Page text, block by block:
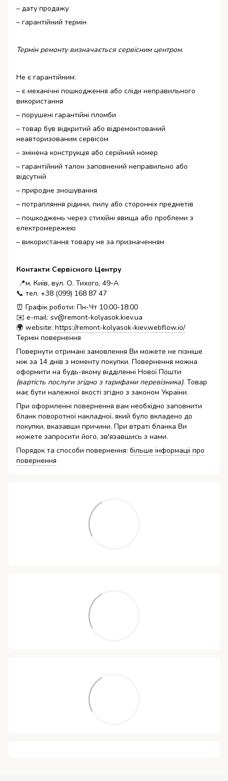
– дату продажу
– гарантійний термін
Термін ремонту визначається сервісним центром.
Не є гарантійним:
– є механічні пошкодження або сліди неправильного
використання
– порушені гарантійні пломби
– товар був відкритий або відремонтований
неавторизованим сервісом
– змінена конструкція або серійний номер
– гарантійний талон заповнений неправильно або
відсутній
– природне зношування
– потрапляння рідини, пилу або сторонніх предметів
– пошкоджень через стихійні явища або проблеми з
електромережею
– використання товару не за призначенням
Контакти Сервісного Центру
📍м. Київ, вул. О. Тихого, 49-А
📞 тел. +38 (099) 168 87 47
⏰ Графік роботи: Пн-Чт 10:00-18:00
✉️ e-mail: sv@remont-kolyasok.kiev.ua
🌍 website: https://remont-kolyasok-kiev.webflow.io/
Термін повернення
Повернути отримані замовлення Ви можете не пізніше
ніж за 14 днів з моменту покупки. Повернення можна
оформити на будь-якому відділенні Нової Пошти
(вартість послуги згідно з тарифами перевізника). Товар
має бути належної якості згідно з законом України.
При оформленні повернення вам необхідно заповнити
бланк поворотної накладної, який було вкладено до
покупки, вказавши причини. При втраті бланка Ви
можете запросити його, зв'язавшись з нами.
Порядок та способи повернення: більше інформаціі про
повернення